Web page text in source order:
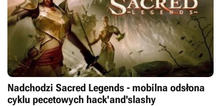
Nadchodzi Sacred Legends - mobilna odsłona
cyklu pecetowych hack'and'slashy